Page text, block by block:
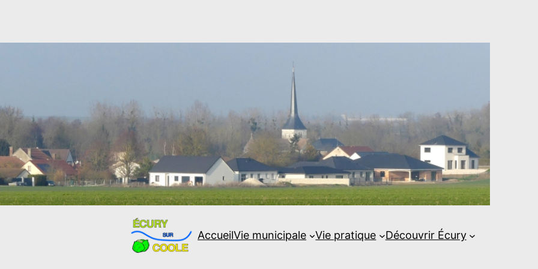
AccueilVie municipale Vie pratique Découvrir Écury